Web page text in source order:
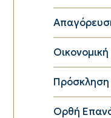
Πρόσκληση
Ορθή